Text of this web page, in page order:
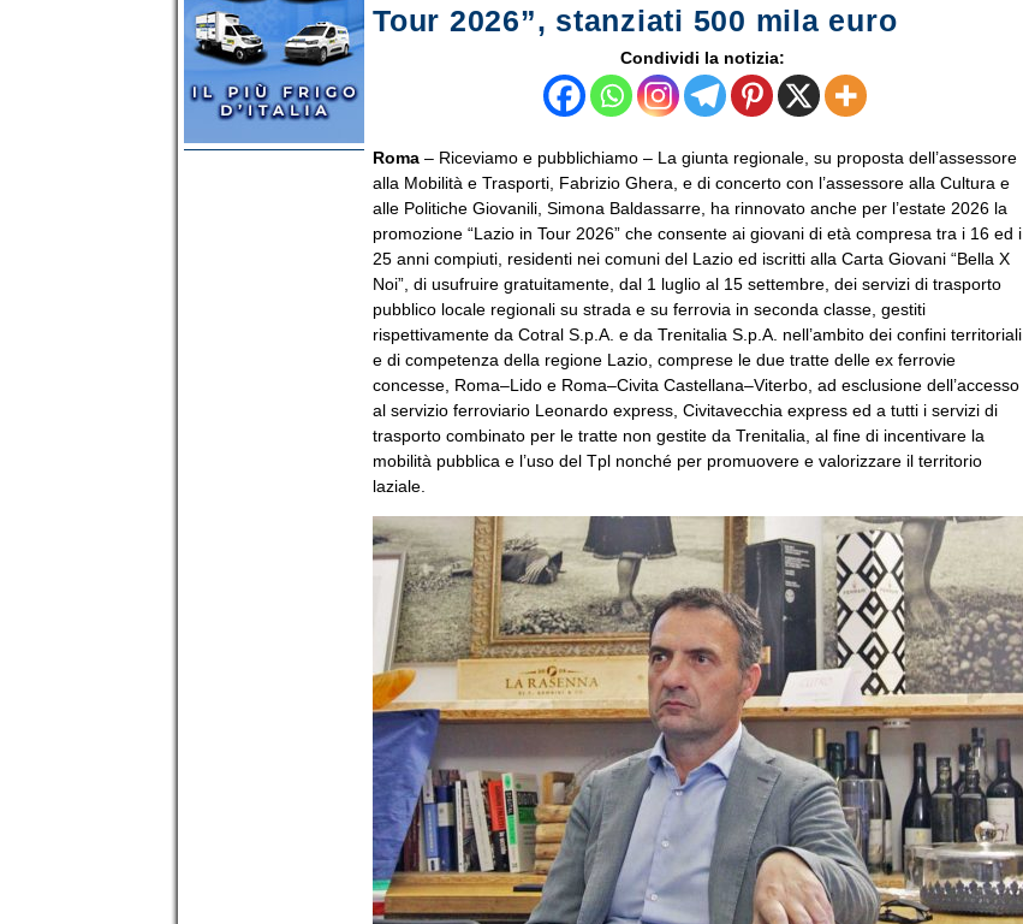
Tour 2026”, stanziati 500 mila euro
Condividi la notizia:
Roma – Riceviamo e pubblichiamo – La giunta regionale, su proposta dell’assessore
alla Mobilità e Trasporti, Fabrizio Ghera, e di concerto con l’assessore alla Cultura e
alle Politiche Giovanili, Simona Baldassarre, ha rinnovato anche per l’estate 2026 la
promozione “Lazio in Tour 2026” che consente ai giovani di età compresa tra i 16 ed i
25 anni compiuti, residenti nei comuni del Lazio ed iscritti alla Carta Giovani “Bella X
Noi”, di usufruire gratuitamente, dal 1 luglio al 15 settembre, dei servizi di trasporto
pubblico locale regionali su strada e su ferrovia in seconda classe, gestiti
rispettivamente da Cotral S.p.A. e da Trenitalia S.p.A. nell’ambito dei confini territoriali
e di competenza della regione Lazio, comprese le due tratte delle ex ferrovie
concesse, Roma–Lido e Roma–Civita Castellana–Viterbo, ad esclusione dell’accesso
al servizio ferroviario Leonardo express, Civitavecchia express ed a tutti i servizi di
trasporto combinato per le tratte non gestite da Trenitalia, al fine di incentivare la
mobilità pubblica e l’uso del Tpl nonché per promuovere e valorizzare il territorio
laziale.